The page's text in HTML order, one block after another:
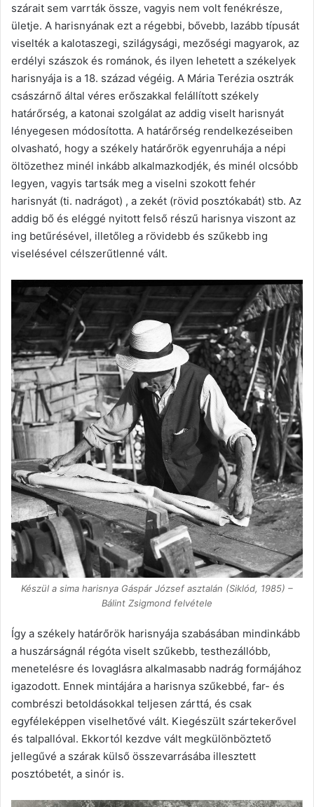
szárait sem varrták össze, vagyis nem volt fenékrésze,
ületje. A harisnyának ezt a régebbi, bővebb, lazább típusát
viselték a kalotaszegi, szilágysági, mezőségi magyarok, az
erdélyi szászok és románok, és ilyen lehetett a székelyek
harisnyája is a 18. század végéig. A Mária Terézia osztrák
császárnő által véres erőszakkal felállított székely
határőrség, a katonai szolgálat az addig viselt harisnyát
lényegesen módosította. A határőrség rendelkezéseiben
olvasható, hogy a székely határőrök egyenruhája a népi
öltözethez minél inkább alkalmazkodjék, és minél olcsóbb
legyen, vagyis tartsák meg a viselni szokott fehér
harisnyát (ti. nadrágot) , a zekét (rövid posztókabát) stb. Az
addig bő és eléggé nyitott felső részű harisnya viszont az
ing betűrésével, illetőleg a rövidebb és szűkebb ing
viselésével célszerűtlenné vált.
Készül a sima harisnya Gáspár József asztalán (Siklód, 1985) –
Bálint Zsigmond felvétele
Így a székely határőrök harisnyája szabásában mindinkább
a huszárságnál régóta viselt szűkebb, testhezállóbb,
menetelésre és lovaglásra alkalmasabb nadrág formájához
igazodott. Ennek mintájára a harisnya szűkebbé, far- és
combrészi betoldásokkal teljesen zárttá, és csak
egyféleképpen viselhetővé vált. Kiegészült szártekerővel
és talpallóval. Ekkortól kezdve vált megkülönböztető
jellegűvé a szárak külső összevarrásába illesztett
posztóbetét, a sinór is.